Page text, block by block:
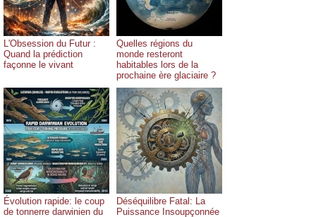
L'Obsession du Futur :
Quand la prédiction
façonne le vivant
Quelles régions du
monde resteront
habitables lors de la
prochaine ère glaciaire ?
Évolution rapide: le coup
de tonnerre darwinien du
Déséquilibre Fatal: La
Puissance Insoupçonnée